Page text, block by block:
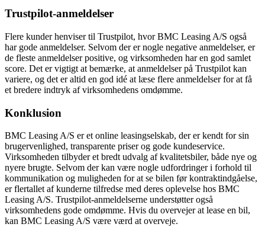
Trustpilot-anmeldelser
Flere kunder henviser til Trustpilot, hvor BMC Leasing A/S også
har gode anmeldelser. Selvom der er nogle negative anmeldelser, er
de fleste anmeldelser positive, og virksomheden har en god samlet
score. Det er vigtigt at bemærke, at anmeldelser på Trustpilot kan
variere, og det er altid en god idé at læse flere anmeldelser for at få
et bredere indtryk af virksomhedens omdømme.
Konklusion
BMC Leasing A/S er et online leasingselskab, der er kendt for sin
brugervenlighed, transparente priser og gode kundeservice.
Virksomheden tilbyder et bredt udvalg af kvalitetsbiler, både nye og
nyere brugte. Selvom der kan være nogle udfordringer i forhold til
kommunikation og muligheden for at se bilen før kontraktindgåelse,
er flertallet af kunderne tilfredse med deres oplevelse hos BMC
Leasing A/S. Trustpilot-anmeldelserne understøtter også
virksomhedens gode omdømme. Hvis du overvejer at lease en bil,
kan BMC Leasing A/S være værd at overveje.